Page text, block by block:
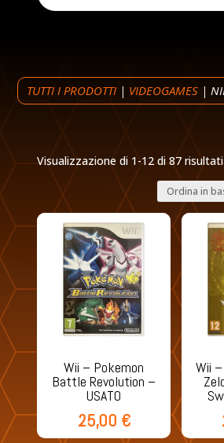
TUTTI I PRODOTTI | VIDEOGAMES |
Visualizzazione di 1-12 di 87 risultati
Wii – Pokemon
Battle Revolution –
USATO
25,00 €
Wii